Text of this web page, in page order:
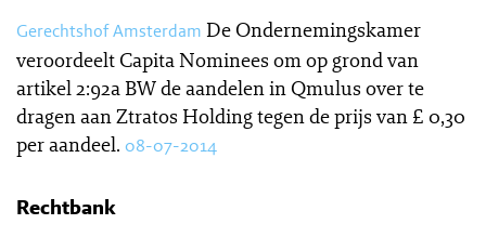
Gerechtshof Amsterdam De Ondernemingskamer
veroordeelt Capita Nominees om op grond van
artikel 2:92a BW de aandelen in Qmulus over te
dragen aan Ztratos Holding tegen de prijs van £ 0,30
per aandeel. 08-07-2014
Rechtbank